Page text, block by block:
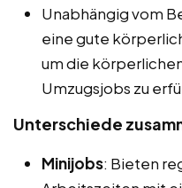
Unabhängig vom
eine gute
um die
Umzugsjobs zu
Unterschiede
Minijobs: Bieten